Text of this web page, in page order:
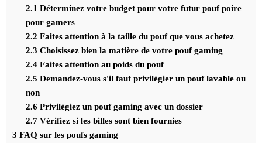
2.1 Déterminez votre budget pour votre futur pouf poire
pour gamers
2.2 Faites attention à la taille du pouf que vous achetez
2.3 Choisissez bien la matière de votre pouf gaming
2.4Faites attention au poids du pouf
2.5 Demandez-vous s'il faut privilégier un pouf lavable ou
non
2.6 Privilégiez un pouf gaming avec un dossier
2.7Vérifiez si les billes sont bien fournies
3 FAQ sur les poufs gaming